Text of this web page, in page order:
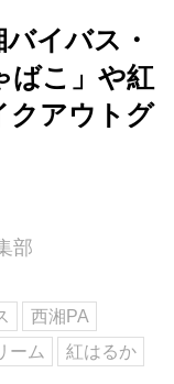
イバス・
ばこ」や紅
クアウトグ
部
西湘PA
ーム
紅はるか